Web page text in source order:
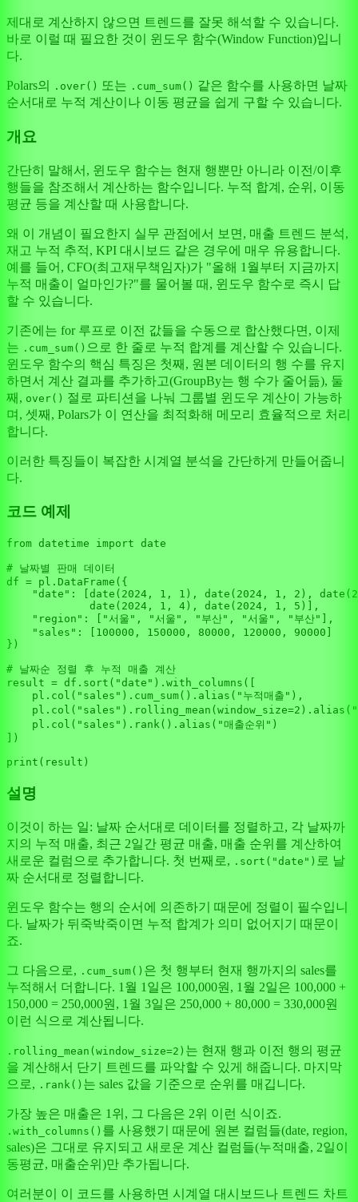
제대로 계산하지 않으면 트렌드를 잘못 해석할 수 있습니다.
바로 이럴 때 필요한 것이 윈도우 함수(Window Function)입니
다.
Polars의 .over() 또는 .cum_sum() 같은 함수를 사용하면 날짜
순서대로 누적 계산이나 이동 평균을 쉽게 구할 수 있습니다.
개요
간단히 말해서, 윈도우 함수는 현재 행뿐만 아니라 이전/이후
행들을 참조해서 계산하는 함수입니다. 누적 합계, 순위, 이동
평균 등을 계산할 때 사용합니다.
왜 이 개념이 필요한지 실무 관점에서 보면, 매출 트렌드 분석,
재고 누적 추적, KPI 대시보드 같은 경우에 매우 유용합니다.
예를 들어, CFO(최고재무책임자)가 "올해 1월부터 지금까지
누적 매출이 얼마인가?"를 물어볼 때, 윈도우 함수로 즉시 답
할 수 있습니다.
기존에는 for 루프로 이전 값들을 수동으로 합산했다면, 이제
는 .cum_sum() 으로 한 줄로 누적 합계를 계산할 수 있습니다.
윈도우 함수의 핵심 특징은 첫째, 원본 데이터의 행 수를 유지
하면서 계산 결과를 추가하고(GroupBy는 행 수가 줄어듦), 둘
째, over() 절로 파티션을 나눠 그룹별 윈도우 계산이 가능하
며, 셋째, Polars가 이 연산을 최적화해 메모리 효율적으로 처리
합니다.
이러한 특징들이 복잡한 시계열 분석을 간단하게 만들어줍니
다.
코드 예제
from datetime import date
# 날짜별 판매 데이터
df = pl.DataFrame({
"date" : [date( 2024 , 1 , 1 ), date( 2024 , 1 , 2 ), date(
             date(
2024 , 1 , 4 ), date( 2024 , 1 , 5 )],
"region" : [ "서울" , "서울" , "부산" , "서울" , "부산"
],
"sales" : [ 100000 , 150000 , 80000 , 120000 , 90000
})
# 날짜순 정렬 후 누적 매출 계산
result = df.sort( "date" ).with_columns([
    pl.col(
"sales" ).cum_sum().alias( "누적매출" ),
    pl.col(
"sales" ).rolling_mean(window_size=2 ).alias(
    pl.col(
"sales" ).rank().alias( "매출순위" )
])
print
설명
이것이 하는 일: 날짜 순서대로 데이터를 정렬하고, 각 날짜까
지의 누적 매출, 최근 2일간 평균 매출, 매출 순위를 계산하여
새로운 컬럼으로 추가합니다. 첫 번째로, .sort("date") 로 날
짜 순서대로 정렬합니다.
윈도우 함수는 행의 순서에 의존하기 때문에 정렬이 필수입니
다. 날짜가 뒤죽박죽이면 누적 합계가 의미 없어지기 때문이
죠.
그 다음으로, .cum_sum() 은 첫 행부터 현재 행까지의 sales를
누적해서 더합니다. 1월 1일은 100,000원, 1월 2일은 100,000 +
150,000 = 250,000원, 1월 3일은 250,000 + 80,000 = 330,000원
이런 식으로 계산됩니다.
.rolling_mean(window_size=2) 는 현재 행과 이전 행의 평균
을 계산해서 단기 트렌드를 파악할 수 있게 해줍니다. 마지막
으로, .rank() 는 sales 값을 기준으로 순위를 매깁니다.
가장 높은 매출은 1위, 그 다음은 2위 이런 식이죠.
.with_columns() 를 사용했기 때문에 원본 컬럼들(date, region,
sales)은 그대로 유지되고 새로운 계산 컬럼들(누적매출, 2일이
동평균, 매출순위)만 추가됩니다.
여러분이 이 코드를 사용하면 시계열 대시보드나 트렌드 차트